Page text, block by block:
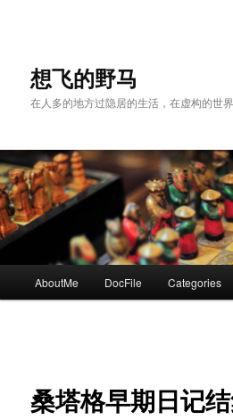
content想飞的野马
在人多的地方过隐居的生活，在虚构的世
AboutMe DocFile Categories
桑塔格早期日记